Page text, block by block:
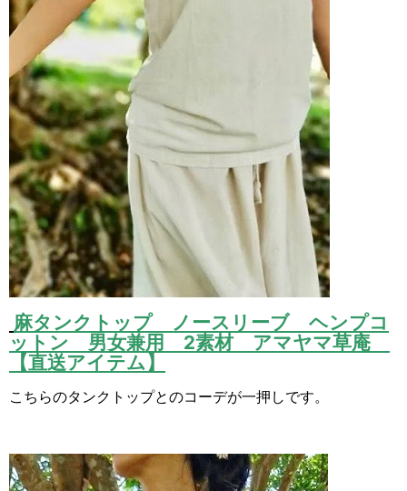
麻タンクトップ ノースリーブ ヘンプコ
ットン 男女兼用 2素材 アマヤマ草庵
【直送アイテム】
こちらのタンクトップとのコーデが一押しです。